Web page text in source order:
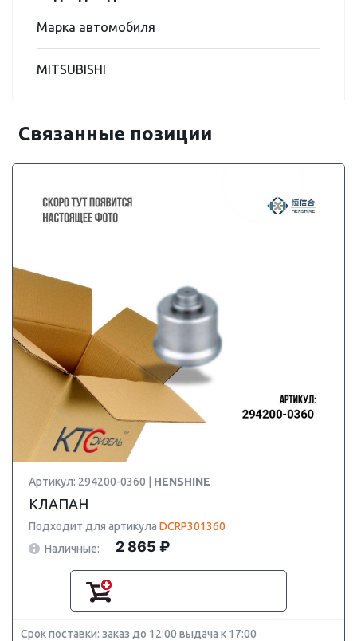
Марка автомобиля
MITSUBISHI
Связанные позиции
Артикул: 294200-0360 | HENSHINE
КЛАПАН
Подходит для артикула DCRP301360
Наличные:
2 865 ₽
Срок поставки: заказ до 12:00 выдача к 17:00